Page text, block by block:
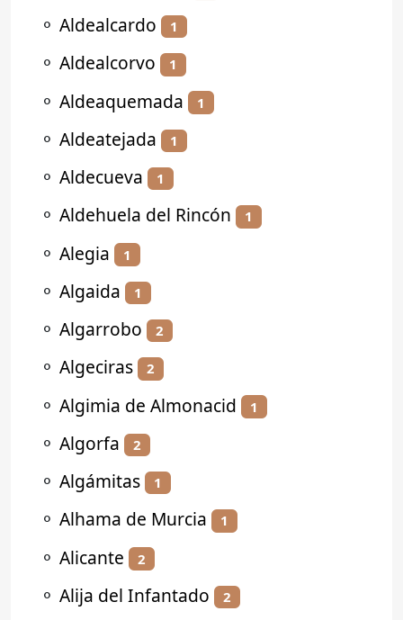
⚬ Aldealcardo 1
⚬ Aldealcorvo 1
⚬ Aldeaquemada 1
⚬ Aldeatejada 1
⚬ Aldecueva 1
⚬ Aldehuela del Rincón 1
⚬ Alegia 1
⚬ Algaida 1
⚬ Algarrobo 2
⚬ Algeciras 2
⚬ Algimia de Almonacid 1
⚬ Algorfa 2
⚬ Algámitas 1
⚬ Alhama de Murcia 1
⚬ Alicante 2
⚬ Alija del Infantado 2